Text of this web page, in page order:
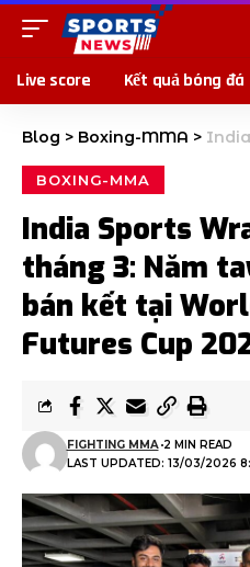
Live score Kết quả bóng đá
Blog > Boxing-MMA > India Sports
BOXING-MMA
India Sports
tháng 3: Năm
bán kết tại
Futures Cup
LAST UPDATED: 13/03/2026
FIGHTING MMA 2 MIN READ